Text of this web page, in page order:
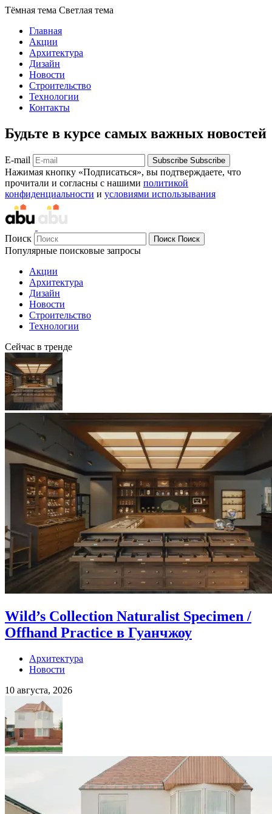
Тёмная тема Светлая тема
Главная
Акции
Архитектура
Дизайн
Новости
Строительство
Технологии
Контакты
Будьте в курсе самых важных новостей
E-mail Subscribe Subscribe
Нажимая кнопку «Подписаться», вы подтверждаете, что
прочитали и согласны с нашими политикой
конфиденциальности и условиями использывания
Поиск Поиск Поиск
Популярные поисковые запросы
Акции
Архитектура
Дизайн
Новости
Строительство
Технологии
Сейчас в тренде
Wild’s Collection Naturalist Specimen /
Offhand Practice в Гуанчжоу
Архитектура
Новости
10 августа, 2026